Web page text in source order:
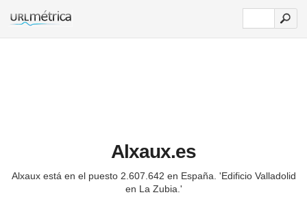
Alxaux.es
Alxaux está en el puesto 2.607.642 en España. 'Edificio Valladolid
en La Zubia.'